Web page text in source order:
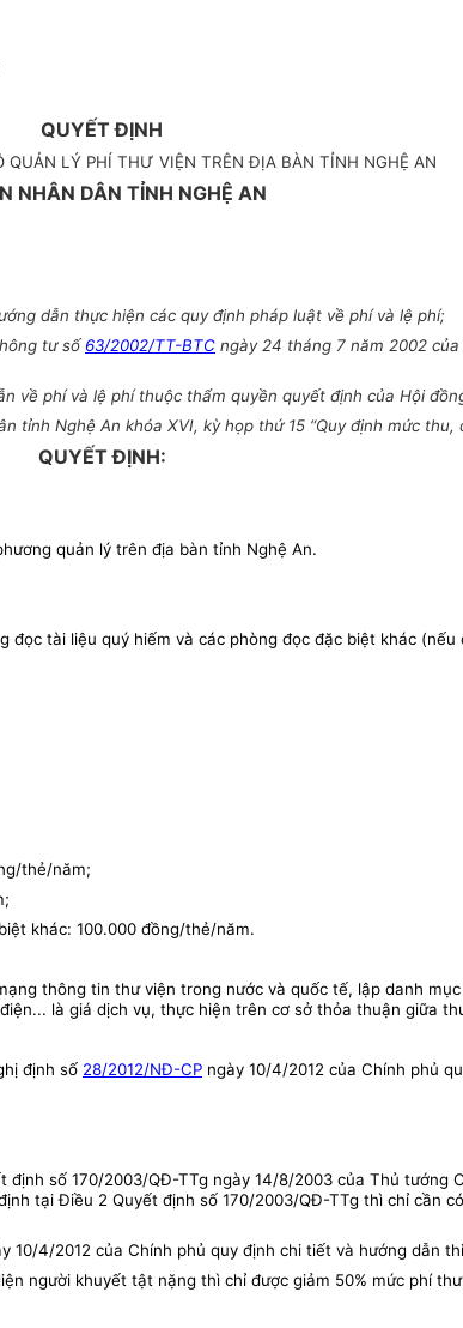
QUYẾT ĐỊNH
LÝ PHÍ THƯ VIỆN TRÊN ĐỊA BÀN TỈNH NGHỆ AN
NHÂN DÂN TỈNH NGHỆ AN
dẫn thực hiện các quy định pháp luật về phí và lệ phí;
tư số 63/2002/TT-BTC ngày 24 tháng 7 năm 2002
về phí và lệ phí thuộc thẩm quyền quyết định của Hội
tỉnh Nghệ An khóa XVI, kỳ họp thứ 15 “Quy định mức
QUYẾT ĐỊNH:
quản lý trên địa bàn tỉnh Nghệ An.
tài liệu quý hiếm và các phòng đọc đặc biệt khác
thẻ/năm;
khác: 100.000 đồng/thẻ/năm.
thông tin thư viện trong nước và quốc tế, lập danh
là giá dịch vụ, thực hiện trên cơ sở thỏa thuận giữa
định số 28/2012/NĐ-CP ngày 10/4/2012 của Chính phủ
số 170/2003/QĐ-TTg ngày 14/8/2003 của Thủ tướng
tại Điều 2 Quyết định số 170/2003/QĐ-TTg thì chỉ cần
10/4/2012 của Chính phủ quy định chi tiết và hướng dẫn
người khuyết tật nặng thì chỉ được giảm 50% mức phí